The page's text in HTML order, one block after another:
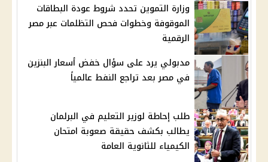
وزارة التموين تحدد شروط عودة البطاقات
الموقوفة وخطوات فحص التظلمات عبر مصر
الرقمية
مدبولي يرد على سؤال خفض أسعار البنزين
في مصر بعد تراجع النفط عالمياً
طلب إحاطة لوزير التعليم في البرلمان
يطالب بكشف حقيقة صعوبة امتحان
الكيمياء للثانوية العامة